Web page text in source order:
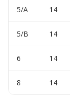
5/A 14
5/B 14
6 14
8 14